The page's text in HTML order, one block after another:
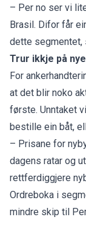
– Per no ser vi
Brasil. Difor får
dette segmentet,
Trur ikkje på
For
at det blir noko
første. Unntaket
bestille ein båt,
– Prisane for
dagens ratar og
rettferdiggjere
Ordreboka i
mindre skip til